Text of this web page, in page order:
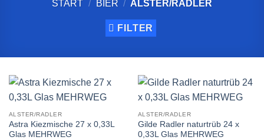
START / BIER / ALSTER/RADLER
FILTER
ALSTER/RADLER
Astra Kiezmische 27 x 0,33L
Glas MEHRWEG
ALSTER/RADLER
Gilde Radler naturtrüb 24 x
0,33L Glas MEHRWEG